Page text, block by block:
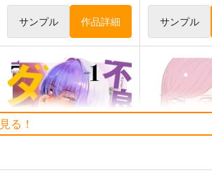
サンプル 作品詳細 サンプル
る！